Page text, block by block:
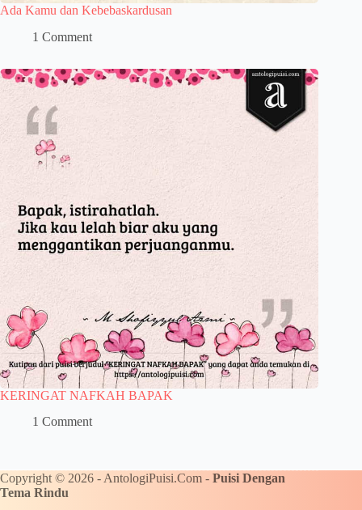
Ada Kamu dan Kebebaskardusan
1 Comment
KERINGAT NAFKAH BAPAK
1 Comment
Copyright © 2026 - AntologiPuisi.Com - Puisi Dengan
Tema Rindu